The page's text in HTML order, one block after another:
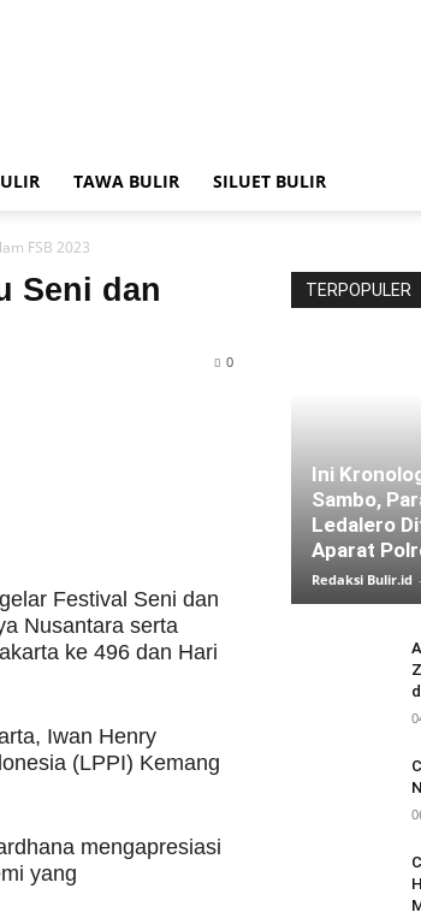
TAWA BULIR SILUET BULIR
FSB 2023
Seni dan
0
Festival Seni dan
Nusantara serta
ke 496 dan Hari
Iwan Henry
(LPPI) Kemang
mengapresiasi
yang
TERPOPULER
Ini
Sambo,
Ledalero
Aparat
Redaksi Bulir.id -